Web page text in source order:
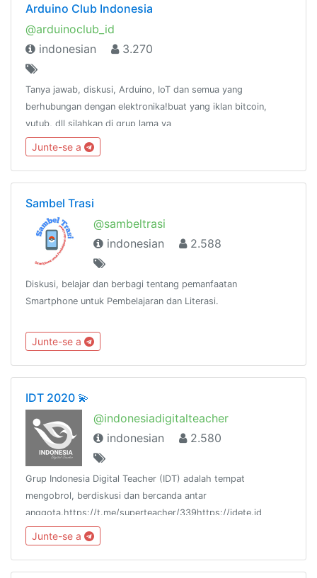
Arduino Club Indonesia
@arduinoclub_id
indonesian
3.270
Tanya jawab, diskusi, Arduino, IoT dan semua yang
berhubungan dengan elektronika!buat yang iklan bitcoin,
yutub, dll silahkan di grup lama ya
@ArduinoIndonesianCommunity ,, jangan nyepam di grup baru
ini.
Junte-se a
Sambel Trasi
@sambeltrasi
indonesian
2.588
Diskusi, belajar dan berbagi tentang pemanfaatan
Smartphone untuk Pembelajaran dan Literasi.
Junte-se a
IDT 2020 💫
@indonesiadigitalteacher
indonesian
2.580
Grup Indonesia Digital Teacher (IDT) adalah tempat
mengobrol, berdiskusi dan bercanda antar
anggota.https://t.me/superteacher/339https://idete.id
Junte-se a